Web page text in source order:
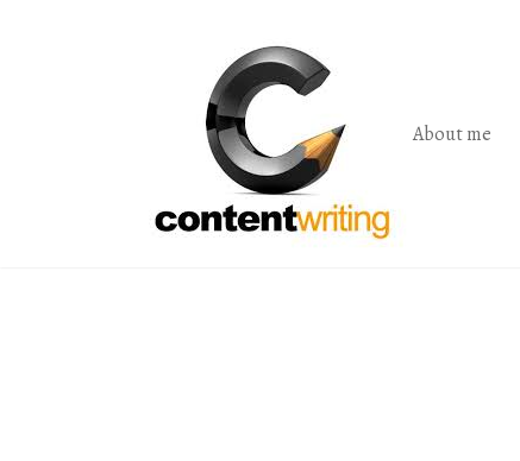
About me